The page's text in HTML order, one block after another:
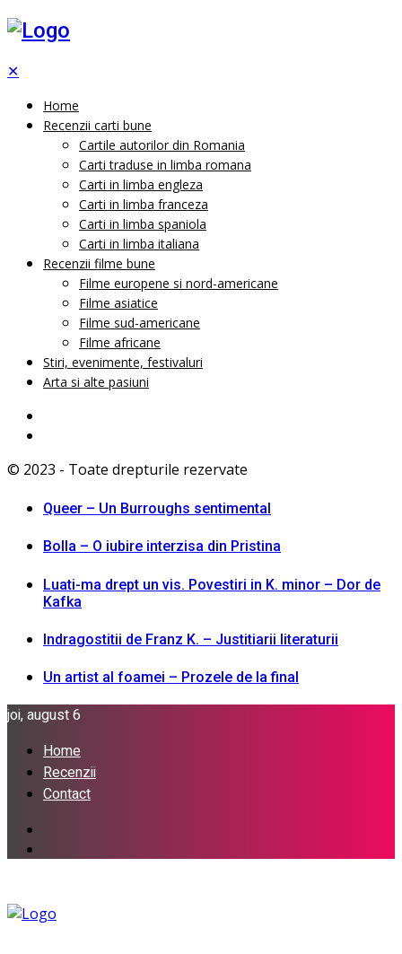
✕
Home
Recenzii carti bune
Cartile autorilor din Romania
Carti traduse in limba romana
Carti in limba engleza
Carti in limba franceza
Carti in limba spaniola
Carti in limba italiana
Recenzii filme bune
Filme europene si nord-americane
Filme asiatice
Filme sud-americane
Filme africane
Stiri, evenimente, festivaluri
Arta si alte pasiuni
© 2023 - Toate drepturile rezervate
Queer – Un Burroughs sentimental
Bolla – O iubire interzisa din Pristina
Luati-ma drept un vis. Povestiri in K. minor – Dor de
Kafka
Indragostitii de Franz K. – Justitiarii literaturii
Un artist al foamei – Prozele de la final
joi, august 6
Home
Recenzii
Contact